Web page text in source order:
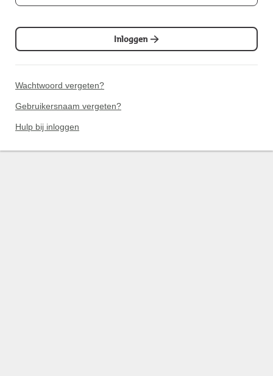
Inloggen
Wachtwoord vergeten?
Gebruikersnaam vergeten?
Hulp bij inloggen